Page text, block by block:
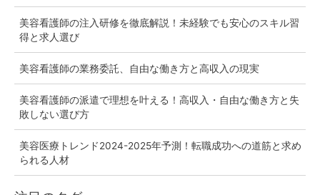
美容看護師の注入研修を徹底解説！未経験でも安心のスキル習
得と求人選び
美容看護師の業務委託、自由な働き方と高収入の現実
美容看護師の派遣で理想を叶える！高収入・自由な働き方と失
敗しない選び方
美容医療トレンド2024-2025年予測！転職成功への道筋と求め
られる人材